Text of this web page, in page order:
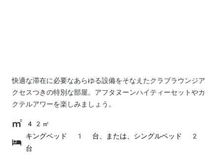
快適な滞在に必要なあらゆる設備をそなえたクラブラウンジア
クセスつきの特別な部屋。アフタヌーンハイティーセットやカ
クテルアワーを楽しみましょう。
42㎡
キングベッド 1 台、または、シングルベッド 2
台